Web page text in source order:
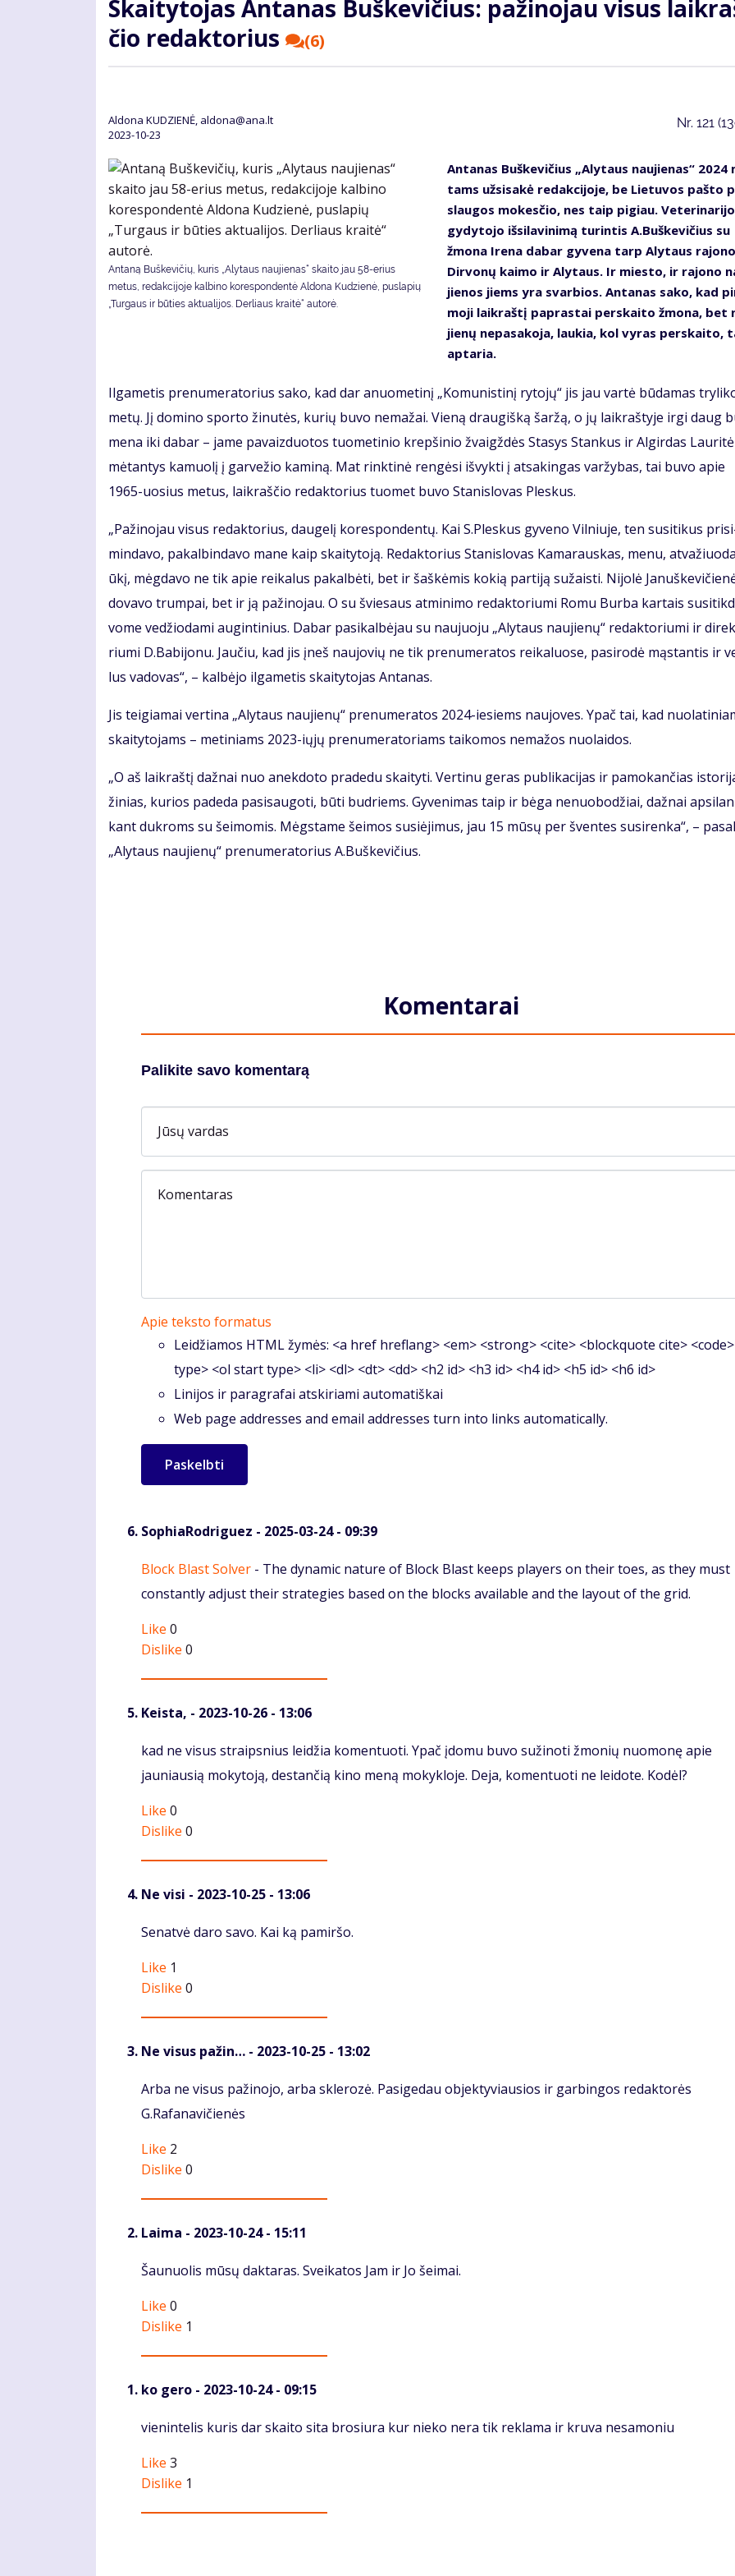
Skai­ty­to­jas An­ta­nas Buš­ke­vi­čius: pa­ži­no­jau vi­sus
čio re­dak­to­rius
(6)
Aldona KUDZIENĖ, aldona@ana.lt
2023-10-23
Nr. 121
Antaną Buškevičių, kuris „Alytaus naujienas“ skaito jau 58-erius
metus, redakcijoje kalbino korespondentė Aldona Kudzienė, puslapių
„Turgaus ir būties aktualijos. Derliaus kraitė“ autorė.
An­ta­nas Buš­ke­vi­čius „Aly­taus nau­jie­nas“ 2024
tams už­si­sa­kė re­dak­ci­jo­je, be Lie­tu­vos pa­što
slau­gos mo­kes­čio, nes taip pi­giau.
gy­dy­to­jo iš­si­la­vi­ni­mą tu­rin­tis A.Buš­ke­vi­čius su
žmo­na Ire­na da­bar gy­ve­na tarp Aly­taus ra­jo­no
Dir­vo­nų kai­mo ir Aly­taus. Ir mies­to, ir ra­jo­no
jie­nos jiems yra svar­bios. An­ta­nas sa­ko, kad
mo­ji laik­raš­tį paprastai per­skai­to žmo­na, bet
jie­nų ne­pa­sa­ko­ja, lau­kia, kol vy­ras per­skai­to,
ap­ta­ria.
Il­ga­me­tis pre­nu­me­ra­to­rius sa­ko, kad dar anuo­me­ti­nį „Ko­mu­nis­ti­nį ry­to­jų“ jis jau var­tė bū­da­mas
me­tų. Jį do­mi­no spor­to ži­nu­tės, ku­rių bu­vo ne­ma­žai. Vie­ną drau­giš­ką šar­žą, o jų laik­raš­ty­je ir­gi daug
me­na iki da­bar – ja­me pa­vaiz­duo­tos tuo­me­ti­nio krep­ši­nio žvaigž­dės Sta­sys Stan­kus ir Al­gir­das
mė­tan­tys ka­muo­lį į gar­ve­žio ka­mi­ną. Mat rink­ti­nė ren­gė­si iš­vyk­ti į at­sa­kin­gas var­žy­bas, tai bu­vo apie
1965-uo­sius me­tus, laik­raš­čio re­dak­to­rius tuo­met bu­vo Sta­nis­lo­vas Ples­kus.
„Pa­ži­no­jau vi­sus re­dak­to­rius, dau­ge­lį ko­res­pon­den­tų. Kai S.Ples­kus gy­ve­no Vil­niu­je, ten su­si­ti­kus
min­da­vo, pa­kal­bin­da­vo ma­ne kaip skai­ty­to­ją. Re­dak­to­rius Sta­nis­lo­vas Ka­ma­raus­kas, me­nu,
ūkį, mėg­da­vo ne tik apie rei­ka­lus pa­kal­bė­ti, bet ir šaš­kė­mis ko­kią par­ti­ją su­žais­ti. Ni­jo­lė
do­va­vo trum­pai, bet ir ją pa­ži­no­jau. O su švie­saus at­mi­ni­mo re­dak­to­riu­mi Ro­mu Bur­ba kar­tais
vo­me ve­džio­da­mi au­gin­ti­nius. Da­bar pa­si­kal­bė­jau su nau­juo­ju „Aly­taus nau­jie­nų“ re­dak­to­riu­mi ir
riu­mi D.Ba­bi­jo­nu. Jau­čiu, kad jis įneš nau­jo­vių ne tik pre­nu­me­ra­tos rei­ka­luo­se, pa­si­ro­dė mąs­tan­tis ir
lus va­do­vas“, – kal­bė­jo il­ga­me­tis skai­ty­to­jas An­ta­nas.
Jis tei­gia­mai ver­ti­na „Aly­taus nau­jie­nų“ pre­nu­me­ra­tos 2024-ie­siems nau­jo­ves. Ypač tai, kad
skai­ty­to­jams – me­ti­niams 2023-ių­jų pre­nu­me­ra­to­riams tai­ko­mos ne­ma­žos nuo­lai­dos.
„O aš laik­raš­tį daž­nai nuo anek­do­to pra­de­du skai­ty­ti. Ver­ti­nu ge­ras pub­li­ka­ci­jas ir pa­mo­kan­čias
ži­nias, ku­rios pa­de­da pa­si­sau­go­ti, bū­ti bud­riems. Gy­ve­ni­mas taip ir bė­ga ne­nu­obo­džiai, daž­nai
kant duk­roms su šei­mo­mis. Mėgs­ta­me šei­mos su­si­ė­ji­mus, jau 15 mū­sų per šven­tes su­si­ren­ka“, –
„Aly­taus nau­jie­nų“ pre­nu­me­ra­to­rius A.Buš­ke­vi­čius.
Komentarai
Palikite savo komentarą
Jūsų vardas
Komentaras
Apie teksto formatus
Leidžiamos HTML žymės: <a href hreflang> <em> <strong> <cite> <blockquote cite>
type> <ol start type> <li> <dl> <dt> <dd> <h2 id> <h3 id> <h4 id> <h5 id> <h6 id>
Linijos ir paragrafai atskiriami automatiškai
Web page addresses and email addresses turn into links automatically.
SophiaRodriguez - 2025-03-24 - 09:39
Komentaras
Block Blast Solver - The dynamic nature of Block Blast keeps players on their toes, as they must
constantly adjust their strategies based on the blocks available and the layout of the grid.
Like 0
Dislike 0
Keista, - 2023-10-26 - 13:06
Komentaras
kad ne visus straipsnius leidžia komentuoti. Ypač įdomu buvo sužinoti žmonių nuomonę apie
jauniausią mokytoją, destančią kino meną mokykloje. Deja, komentuoti ne leidote. Kodėl?
Like 0
Dislike 0
Ne visi - 2023-10-25 - 13:06
Komentaras
Senatvė daro savo. Kai ką pamiršo.
Like 1
Dislike 0
Ne visus pažin… - 2023-10-25 - 13:02
Komentaras
Arba ne visus pažinojo, arba sklerozė. Pasigedau objektyviausios ir garbingos redaktorės
G.Rafanavičienės
Like 2
Dislike 0
Laima - 2023-10-24 - 15:11
Komentaras
Šaunuolis mūsų daktaras. Sveikatos Jam ir Jo šeimai.
Like 0
Dislike 1
ko gero - 2023-10-24 - 09:15
Komentaras
vienintelis kuris dar skaito sita brosiura kur nieko nera tik reklama ir kruva nesamoniu
Like 3
Dislike 1